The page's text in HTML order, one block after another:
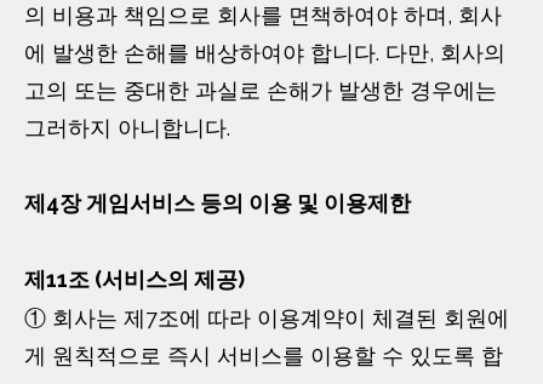
의 비용과 책임으로 회사를 면책하여야 하며, 회사
에 발생한 손해를 배상하여야 합니다. 다만, 회사의
고의 또는 중대한 과실로 손해가 발생한 경우에는
그러하지 아니합니다.
제4장 게임서비스 등의 이용 및 이용제한
제11조 (서비스의 제공)
① 회사는 제7조에 따라 이용계약이 체결된 회원에
게 원칙적으로 즉시 서비스를 이용할 수 있도록 합